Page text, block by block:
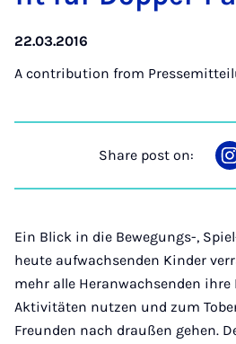
22.03.2016
A contribution from
Share post on:
Ein Blick in die Bewegungs-,
heute aufwachsenden Kinder
mehr alle Heranwachsenden
Aktivitäten nutzen und zum
Freunden nach draußen gehen.